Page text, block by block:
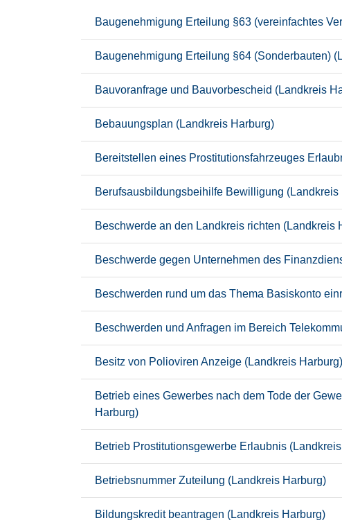
Baugenehmigung Erteilung §63 (vereinfachtes
Baugenehmigung Erteilung §64 (Sonderbauten)
Bauvoranfrage und Bauvorbescheid (Landkreis
Bebauungsplan (Landkreis Harburg)
Bereitstellen eines Prostitutionsfahrzeuges
Berufsausbildungsbeihilfe Bewilligung (Landkreis
Beschwerde an den Landkreis richten (Landkreis
Beschwerde gegen Unternehmen des
Beschwerden rund um das Thema Basiskonto
Beschwerden und Anfragen im Bereich
Besitz von Polioviren Anzeige (Landkreis Harburg)
Betrieb eines Gewerbes nach dem Tode der
Harburg)
Betrieb Prostitutionsgewerbe Erlaubnis
Betriebsnummer Zuteilung (Landkreis Harburg)
Bildungskredit beantragen (Landkreis Harburg)